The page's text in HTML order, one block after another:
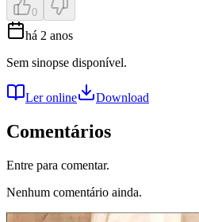
0
há 2 anos
Sem sinopse disponível.
Ler online Download
Comentários
Entre para comentar.
Nenhum comentário ainda.